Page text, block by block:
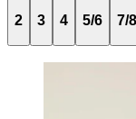
2 3 4 5/6 7/8